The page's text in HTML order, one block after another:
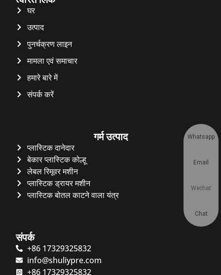
घर
उत्पाद
पुनर्चक्रण लाइन
मामला एवं समाचार
हमारे बारे में
संपर्क करें
गर्म उत्पाद
प्लास्टिक दानेदार
बेकार प्लास्टिक कोल्हू
लेबल रिमूवर मशीन
प्लास्टिक ड्रायर मशीन
प्लास्टिक बोतल काटने वाला यंत्र
संपर्क
+86 17329325832
info@shuliypre.com
+86 17329325832
Whatsapp
Email
Wechat
Chat